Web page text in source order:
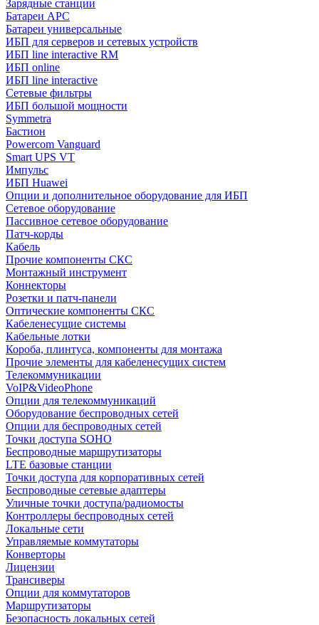
Зарядные станции
Батареи APC
Батареи универсальные
ИБП для серверов и сетевых устройств
ИБП line interactive RM
ИБП online
ИБП linе interactive
Сетевые фильтры
ИБП большой мощности
Symmetra
Бастион
Powercom Vanguard
Smart UPS VT
Импульс
ИБП Huawei
Опции и дополнительное оборудование для ИБП
Сетевое оборудование
Пассивное сетевое оборудование
Патч-корды
Кабель
Прочие компоненты СКС
Монтажный инструмент
Коннекторы
Розетки и патч-панели
Оптические компоненты СКС
Кабеленесущие системы
Кабельные лотки
Короба, плинтуса, компоненты для монтажа
Прочие элементы для кабеленесущих систем
Телекоммуникации
VoIP&VideoPhone
Опции для телекоммуникаций
Оборудование беспроводных сетей
Опции для беспроводных сетей
Точки доступа SOHO
Беспроводные маршрутизаторы
LTE базовые станции
Точки доступа для корпоративных сетей
Беспроводные сетевые адаптеры
Уличные точки доступа/радиомосты
Контроллеры беспроводных сетей
Локальные сети
Управляемые коммутаторы
Конверторы
Лицензии
Трансиверы
Опции для коммутаторов
Маршрутизаторы
Безопасность локальных сетей